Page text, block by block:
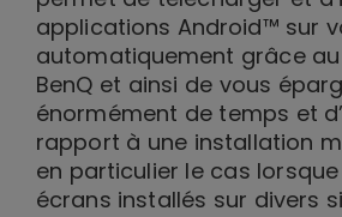
applications Android™ sur
automatiquement grâce
BenQ et ainsi de vous
énormément de temps et
rapport à une installation
en particulier le cas
écrans installés sur divers